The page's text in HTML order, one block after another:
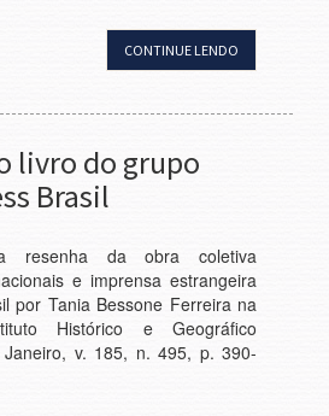
CONTINUE LENDO
livro do grupo
Brasil
resenha da obra coletiva
e imprensa estrangeira
por Tania Bessone Ferreira na
Histórico e Geográfico
v. 185, n. 495, p. 390-